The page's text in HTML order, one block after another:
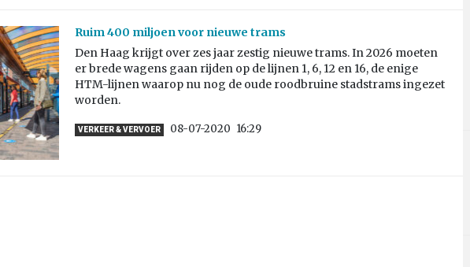
Ruim 400 miljoen voor nieuwe trams
Den Haag krijgt over zes jaar zestig nieuwe trams. In 2026 moeten
er brede wagens gaan rijden op de lijnen 1, 6, 12 en 16, de enige
HTM-lijnen waarop nu nog de oude roodbruine stadstrams ingezet
worden.
VERKEER & VERVOER 08-07-2020 16:29